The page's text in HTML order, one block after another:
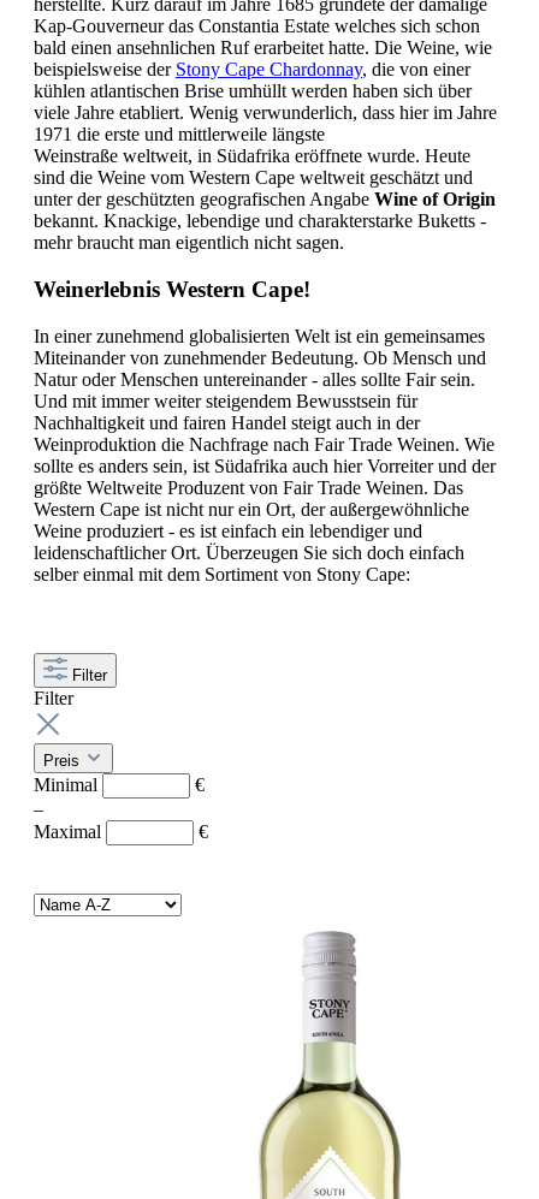
herstellte. Kurz darauf im Jahre 1685 gründete der damalige
Kap-Gouverneur das Constantia Estate welches sich schon
bald einen ansehnlichen Ruf erarbeitet hatte. Die Weine, wie
beispielsweise der Stony Cape Chardonnay, die von einer
kühlen atlantischen Brise umhüllt werden haben sich über
viele Jahre etabliert. Wenig verwunderlich, dass hier im Jahre
1971 die erste und mittlerweile längste
Weinstraße weltweit, in Südafrika eröffnete wurde. Heute
sind die Weine vom Western Cape weltweit geschätzt und
unter der geschützten geografischen Angabe Wine of Origin
bekannt. Knackige, lebendige und charakterstarke Buketts -
mehr braucht man eigentlich nicht sagen.
Weinerlebnis Western Cape!
In einer zunehmend globalisierten Welt ist ein gemeinsames
Miteinander von zunehmender Bedeutung. Ob Mensch und
Natur oder Menschen untereinander - alles sollte Fair sein.
Und mit immer weiter steigendem Bewusstsein für
Nachhaltigkeit und fairen Handel steigt auch in der
Weinproduktion die Nachfrage nach Fair Trade Weinen. Wie
sollte es anders sein, ist Südafrika auch hier Vorreiter und der
größte Weltweite Produzent von Fair Trade Weinen. Das
Western Cape ist nicht nur ein Ort, der außergewöhnliche
Weine produziert - es ist einfach ein lebendiger und
leidenschaftlicher Ort. Überzeugen Sie sich doch einfach
selber einmal mit dem Sortiment von Stony Cape:
Filter
Filter
Preis
Minimal
€
–
Maximal
€